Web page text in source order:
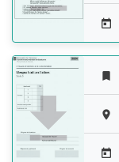




